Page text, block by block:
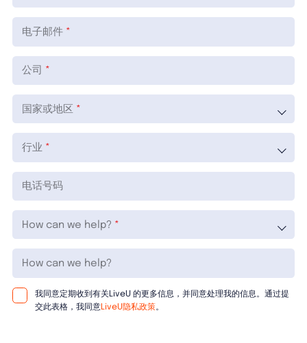
电子邮件
公司
国家或地区
行业
电话号码
How can we help?
How can we help?
我同意定期收到有关LiveU 的更多信息，并同意处理我的信息。通过提
交此表格，我同意LiveU隐私政策。